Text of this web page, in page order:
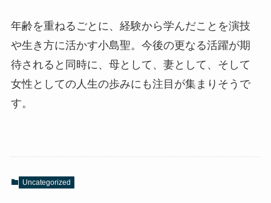
年齢を重ねるごとに、経験から学んだことを演技
や生き方に活かす小島聖。今後の更なる活躍が期
待されると同時に、母として、妻として、そして
女性としての人生の歩みにも注目が集まりそうで
す。
Uncategorized